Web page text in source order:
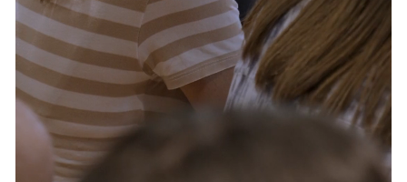
Servizi e accessibilità
Contatti
FAQ
Biglietti